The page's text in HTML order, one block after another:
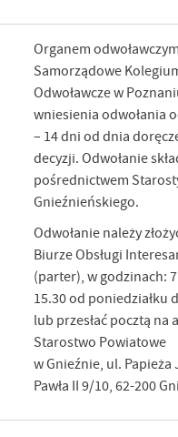
Organem
Samorządowe
Odwoławcze w
wniesienia odwołania
– 14 dni od dnia
decyzji. Odwołanie
pośrednictwem
Gnieźnieńskiego.
Odwołanie należy
Biurze Obsługi
(parter), w godzinach:
15.30 od poniedziałku
lub przesłać pocztą na
Starostwo Powiatowe
w Gnieźnie, ul. Papieża
Pawła II 9/10, 62-200